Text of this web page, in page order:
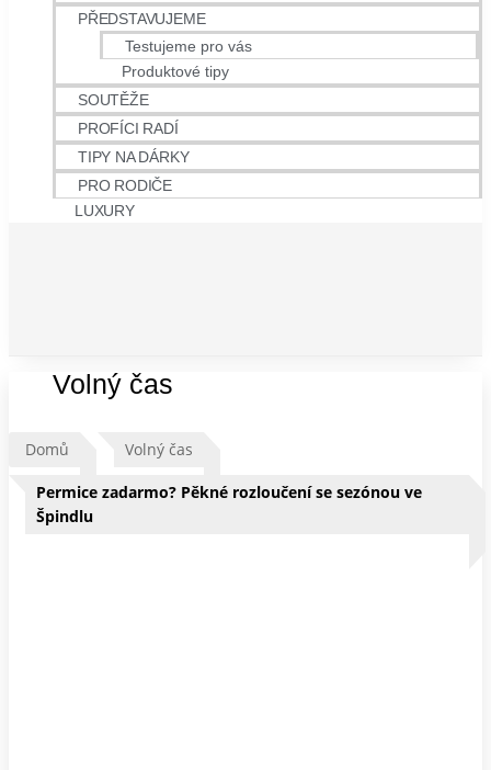
PŘEDSTAVUJEME
Testujeme pro vás
Produktové tipy
SOUTĚŽE
PROFÍCI RADÍ
TIPY NA DÁRKY
PRO RODIČE
LUXURY
Volný čas
Domů Volný čas
Permice zadarmo? Pěkné rozloučení se sezónou ve
Špindlu